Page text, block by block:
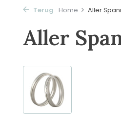
Terug Home Aller
Aller